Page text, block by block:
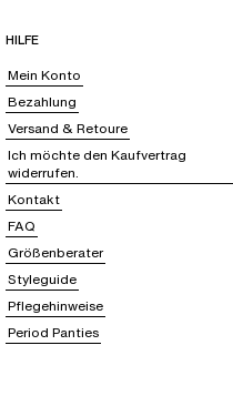
HILFE
Mein Konto
Bezahlung
Versand & Retoure
Ich möchte den Kaufvertrag
widerrufen.
Kontakt
FAQ
Größenberater
Styleguide
Pflegehinweise
Period Panties